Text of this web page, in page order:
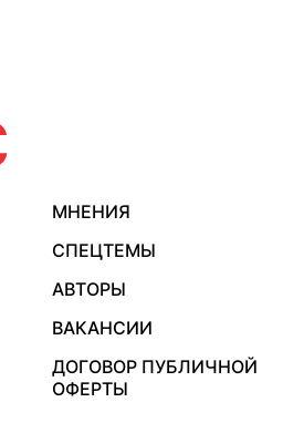
МНЕНИЯ
СПЕЦТЕМЫ
АВТОРЫ
ВАКАНСИИ
ДОГОВОР ПУБЛИЧНОЙ
ОФЕРТЫ